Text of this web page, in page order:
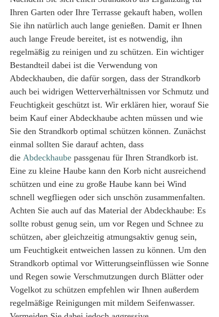
Ihren Garten oder Ihre Terrasse gekauft haben, wollen
Sie ihn natürlich auch lange genießen. Damit er Ihnen
auch lange Freude bereitet, ist es notwendig, ihn
regelmäßig zu reinigen und zu schützen. Ein wichtiger
Bestandteil dabei ist die Verwendung von
Abdeckhauben, die dafür sorgen, dass der Strandkorb
auch bei widrigen Wetterverhältnissen vor Schmutz und
Feuchtigkeit geschützt ist. Wir erklären hier, worauf Sie
beim Kauf einer Abdeckhaube achten müssen und wie
Sie den Strandkorb optimal schützen können. Zunächst
einmal sollten Sie darauf achten, dass
die Abdeckhaube passgenau für Ihren Strandkorb ist.
Eine zu kleine Haube kann den Korb nicht ausreichend
schützen und eine zu große Haube kann bei Wind
schnell wegfliegen oder sich unschön zusammenfalten.
Achten Sie auch auf das Material der Abdeckhaube: Es
sollte robust genug sein, um vor Regen und Schnee zu
schützen, aber gleichzeitig atmungsaktiv genug sein,
um Feuchtigkeit entweichen lassen zu können. Um den
Strandkorb optimal vor Witterungseinflüssen wie Sonne
und Regen sowie Verschmutzungen durch Blätter oder
Vogelkot zu schützen empfehlen wir Ihnen außerdem
regelmäßige Reinigungen mit mildem Seifenwasser.